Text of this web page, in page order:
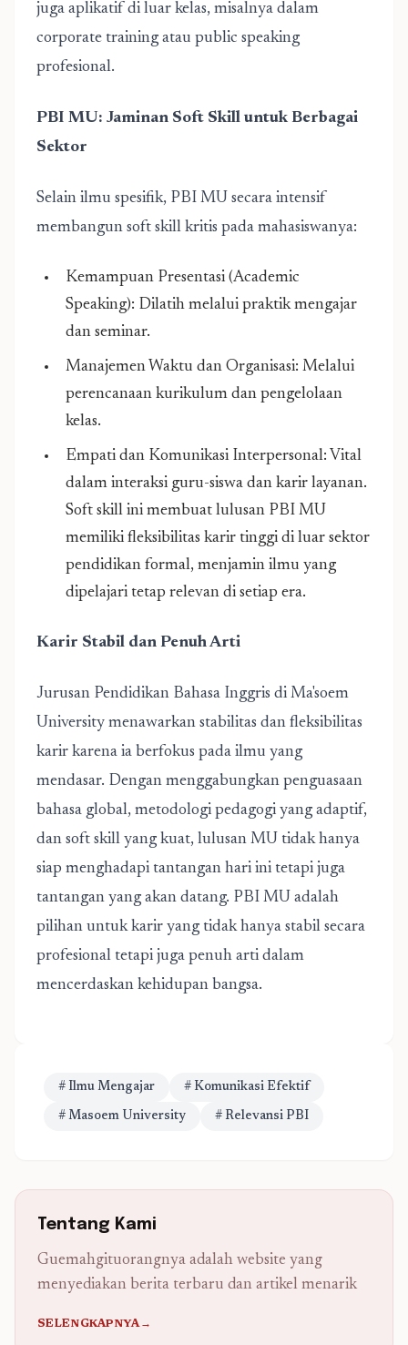
juga aplikatif di luar kelas, misalnya dalam
corporate training atau public speaking
profesional.
PBI MU: Jaminan Soft Skill untuk Berbagai
Sektor
Selain ilmu spesifik, PBI MU secara intensif
membangun soft skill kritis pada mahasiswanya:
Kemampuan Presentasi (Academic
Speaking): Dilatih melalui praktik mengajar
dan seminar.
Manajemen Waktu dan Organisasi: Melalui
perencanaan kurikulum dan pengelolaan
kelas.
Empati dan Komunikasi Interpersonal: Vital
dalam interaksi guru-siswa dan karir layanan.
Soft skill ini membuat lulusan PBI MU
memiliki fleksibilitas karir tinggi di luar sektor
pendidikan formal, menjamin ilmu yang
dipelajari tetap relevan di setiap era.
Karir Stabil dan Penuh Arti
Jurusan Pendidikan Bahasa Inggris di Ma'soem
University menawarkan stabilitas dan fleksibilitas
karir karena ia berfokus pada ilmu yang
mendasar. Dengan menggabungkan penguasaan
bahasa global, metodologi pedagogi yang adaptif,
dan soft skill yang kuat, lulusan MU tidak hanya
siap menghadapi tantangan hari ini tetapi juga
tantangan yang akan datang. PBI MU adalah
pilihan untuk karir yang tidak hanya stabil secara
profesional tetapi juga penuh arti dalam
mencerdaskan kehidupan bangsa.
# Ilmu Mengajar # Komunikasi Efektif
# Masoem University # Relevansi PBI
Tentang Kami
Guemahgituorangnya adalah website yang
menyediakan berita terbaru dan artikel menarik
SELENGKAPNYA→